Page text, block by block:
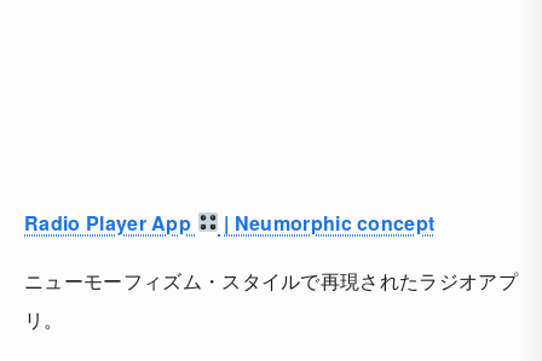
Radio Player App | Neumorphic concept
ニューモーフィズム・スタイルで再現されたラジオアプ
リ。